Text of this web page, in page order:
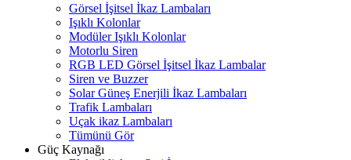
Görsel İşitsel İkaz Lambaları
Işıklı Kolonlar
Modüler Işıklı Kolonlar
Motorlu Siren
RGB LED Görsel İşitsel İkaz Lambalar
Siren ve Buzzer
Solar Güneş Enerjili İkaz Lambaları
Trafik Lambaları
Uçak ikaz Lambaları
Tümünü Gör
Güç Kaynağı